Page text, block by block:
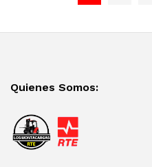
Quienes Somos: